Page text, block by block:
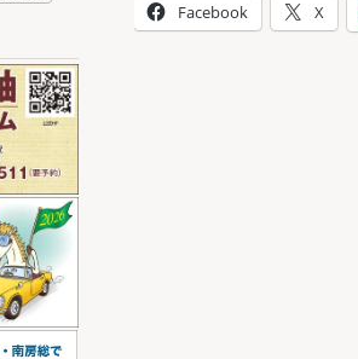
Facebook X